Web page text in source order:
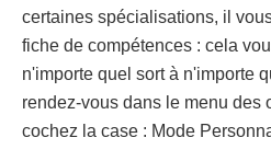
certaines spécialisations, il
fiche de compétences : cela
n'importe quel sort à n'importe
rendez-vous dans le menu des
cochez la case : Mode